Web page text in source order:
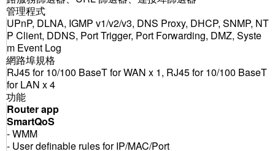
管理程式
UPnP, DLNA, IGMP v1/v2/v3, DNS Proxy, DHCP, SNMP, NT
P Client, DDNS, Port Trigger, Port Forwarding, DMZ, Syste
m Event Log
網路埠規格
RJ45 for 10/100 BaseT for WAN x 1, RJ45 for 10/100 BaseT
for LAN x 4
功能
Router app
SmartQoS
- WMM
- User definable rules for IP/MAC/Port